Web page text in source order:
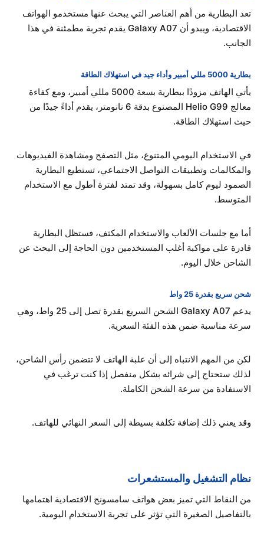
تعد البطارية من أهم العناصر التي يبحث عنها مستخدمو الهواتف
الاقتصادية، ويبدو أن Galaxy A07 يقدم تجربة مطمئنة في هذا
الجانب.
بطارية 5000 مللي أمبير وأداء جيد في استهلاك الطاقة
يأتي الهاتف مزودًا ببطارية بسعة 5000 مللي أمبير، ومع كفاءة
معالج Helio G99 المصنوع بدقة 6 نانومتر، يقدم أداءً جيدًا من
حيث استهلاك الطاقة.
في الاستخدام اليومي المتنوع، مثل التصفح ومشاهدة الفيديوهات
والمكالمات وتطبيقات التواصل الاجتماعي، تستطيع البطارية
الصمود ليوم كامل بسهولة، وقد تمتد لفترة أطول مع الاستخدام
المتوسط.
أما مع جلسات الألعاب والاستخدام المكثف، فستظل البطارية
قادرة على مواكبة أغلب المستخدمين دون الحاجة إلى البحث عن
الشاحن خلال اليوم.
شحن سريع بقدرة 25 واط
يدعم Galaxy A07 الشحن السريع بقدرة تصل إلى 25 واط، وهي
سرعة مناسبة ضمن هذه الفئة السعرية.
لكن من المهم الانتباه إلى أن علبة الهاتف لا تتضمن رأس الشاحن،
لذلك ستحتاج إلى شرائه بشكل منفصل إذا كنت ترغب في
الاستفادة من سرعة الشحن الكاملة.
وقد يعني ذلك إضافة تكلفة بسيطة إلى السعر النهائي للهاتف.
نظام التشغيل والمستشعرات
من النقاط التي تميز بعض هواتف سامسونج الاقتصادية اهتمامها
بالتفاصيل الصغيرة التي تؤثر على تجربة الاستخدام اليومية.